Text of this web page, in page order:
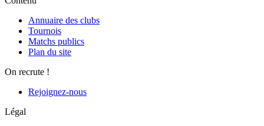
Annuaire des clubs
Tournois
Matchs publics
Plan du site
On recrute !
Rejoignez-nous
Légal